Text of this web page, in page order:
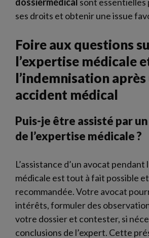
ses droits et obtenir une issue
Foire aux questions
l’expertise médicale
l’indemnisation après
accident médical
Puis-je être assisté par
de l’expertise médicale ?
L’assistance d’un avocat pendant
médicale est tout à fait possible
recommandée. Votre avocat
intérêts, formuler des
votre dossier et contester, si
conclusions de l’expert. Cette